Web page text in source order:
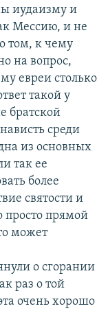
иудаизму и
Мессию, и не
том, к чему
на вопрос,
евреи столько
такой у
братской
среди
из основных
так ее
более
святости и
просто прямой
может
о сгорании
раз о той
очень хорошо